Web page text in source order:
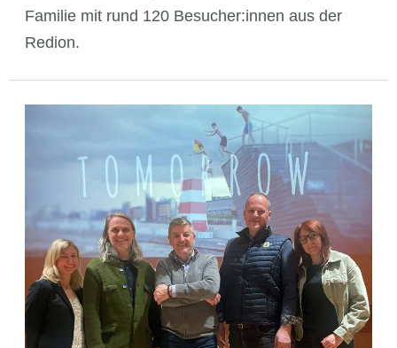
Familie mit rund 120 Besucher:innen aus der
Redion.